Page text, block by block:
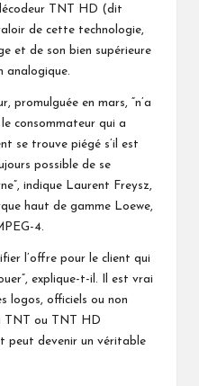
TNT HD (dit
de cette technologie,
et de son bien supérieure
analogique.
promulguée en mars, “n’a
consommateur qui a
se trouve piégé s’il est
possible de se
indique Laurent Freysz,
haut de gamme Loewe,
4.
l’offre pour le client qui
explique-t-il. Il est vrai
logos, officiels ou non
TNT ou TNT HD
peut devenir un véritable